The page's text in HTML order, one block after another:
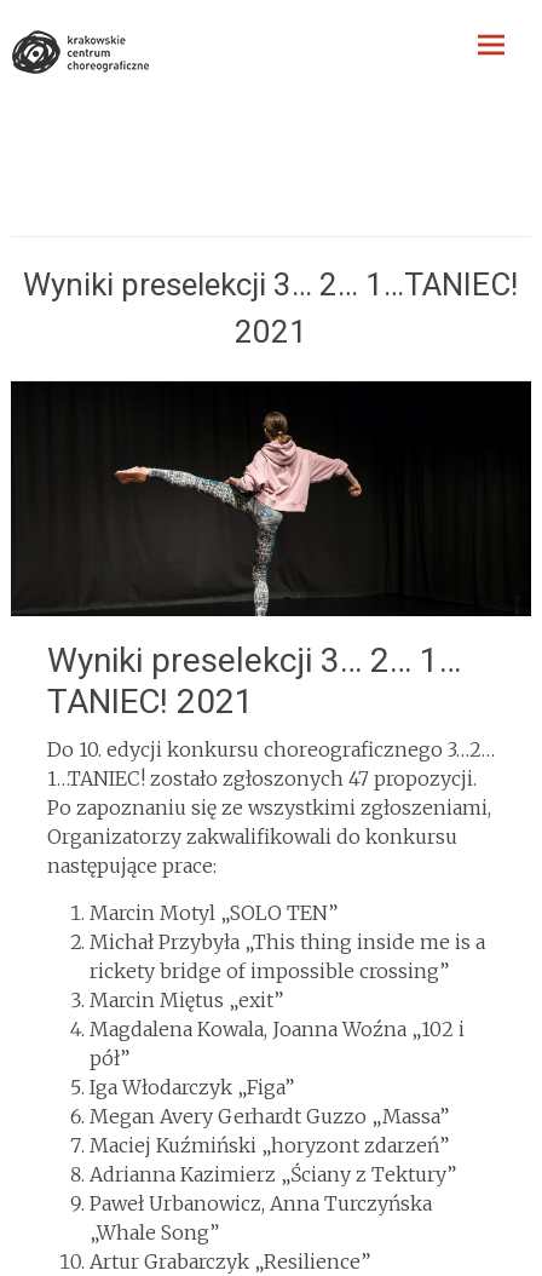
Wyniki preselekcji 3… 2… 1…TANIEC!
2021
Wyniki preselekcji 3… 2… 1…
TANIEC! 2021
Do 10. edycji konkursu choreograficznego 3…2…
1…TANIEC! zostało zgłoszonych 47 propozycji.
Po zapoznaniu się ze wszystkimi zgłoszeniami,
Organizatorzy zakwalifikowali do konkursu
następujące prace:
Marcin Motyl „SOLO TEN”
Michał Przybyła „This thing inside me is a
rickety bridge of impossible crossing”
Marcin Miętus „exit”
Magdalena Kowala, Joanna Woźna „102 i
pół”
Iga Włodarczyk „Figa”
Megan Avery Gerhardt Guzzo „Massa”
Maciej Kuźmiński „horyzont zdarzeń”
Adrianna Kazimierz „Ściany z Tektury”
Paweł Urbanowicz, Anna Turczyńska
„Whale Song”
Artur Grabarczyk „Resilience”